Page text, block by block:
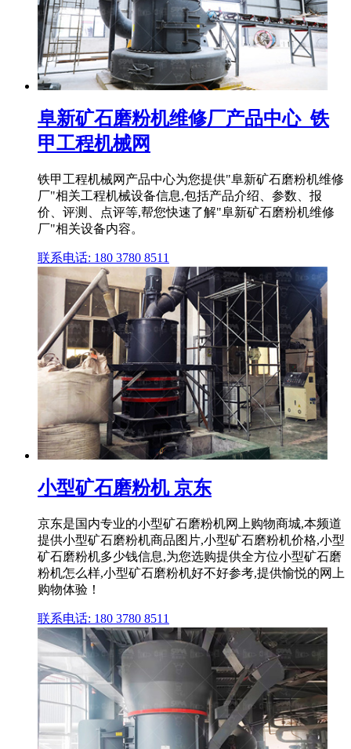
阜新矿石磨粉机维修厂产品中心_铁
甲工程机械网
铁甲工程机械网产品中心为您提供"阜新矿石磨粉机维修
厂"相关工程机械设备信息,包括产品介绍、参数、报
价、评测、点评等,帮您快速了解"阜新矿石磨粉机维修
厂"相关设备内容。
联系电话: 180 3780 8511
小型矿石磨粉机 京东
京东是国内专业的小型矿石磨粉机网上购物商城,本频道
提供小型矿石磨粉机商品图片,小型矿石磨粉机价格,小型
矿石磨粉机多少钱信息,为您选购提供全方位小型矿石磨
粉机怎么样,小型矿石磨粉机好不好参考,提供愉悦的网上
购物体验！
联系电话: 180 3780 8511